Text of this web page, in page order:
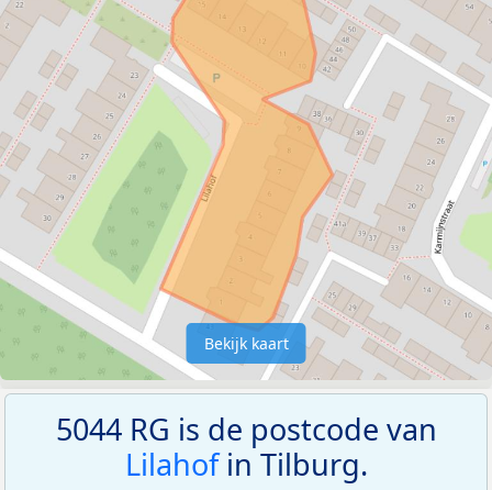
Bekijk kaart
5044 RG is de postcode van
Lilahofin Tilburg.